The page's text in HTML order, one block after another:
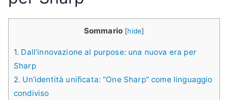
Sommario [hide]
1. Dall’innovazione al purpose: una nuova era per
Sharp
2. Un’identità unificata: “One Sharp” come linguaggio
condiviso